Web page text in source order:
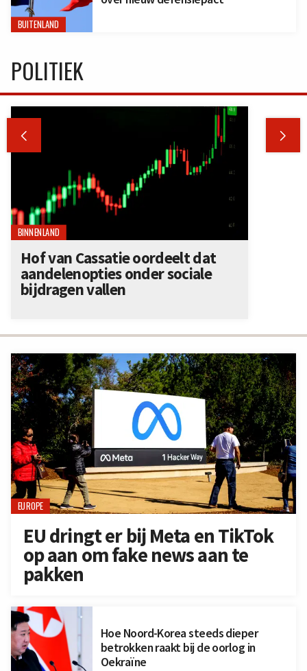
BUITENLAND
EUROPE
EU dringt er bij Meta en TikTok
op aan om fake news aan te
pakken
Hoe Noord-Korea steeds dieper
betrokken raakt bij de oorlog in
Oekraïne
POLITIEK
 
BINNENLAND
Hof van Cassatie oordeelt dat
aandelenopties onder sociale
bijdragen vallen